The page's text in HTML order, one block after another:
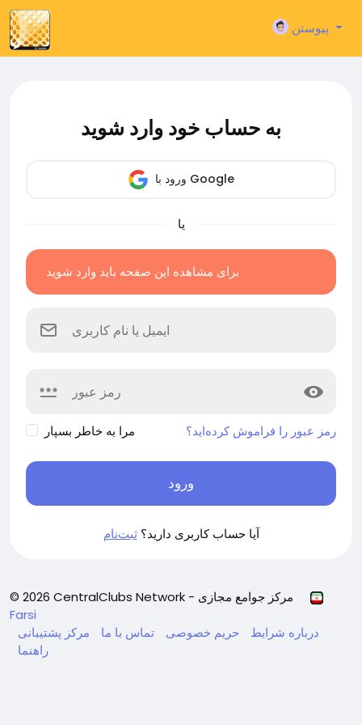
پیوستن
به حساب خود وارد شوید
ورود با Google
یا
برای مشاهده این صفحه باید وارد شوید
مرا به خاطر بسپار رمز عبور را فراموش کرده‌اید؟
ورود
آیا حساب کاربری دارید؟ثبت‌نام
© 2026 CentralClubs Network - مرکز جوامع مجازی
Farsi
درباره شرایط حریم خصوصی تماس با ما
مرکز پشتیبانی
راهنما